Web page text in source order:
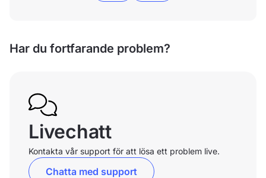
Har du fortfarande problem?
Livechatt
Kontakta vår support för att lösa ett problem live.
Chatta med support